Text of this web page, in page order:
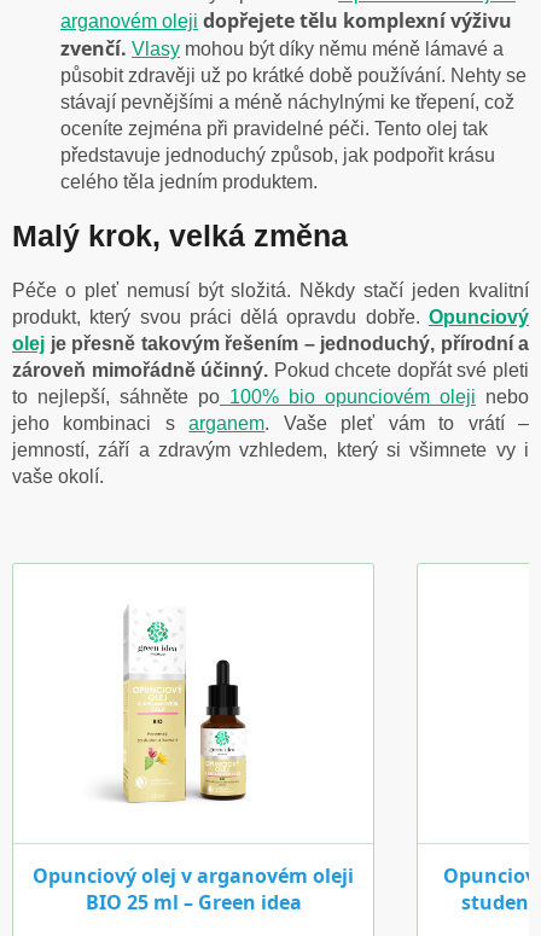
arganovém oleji dopřejete tělu komplexní výživu
zvenčí. Vlasy mohou být díky němu méně lámavé a
působit zdravěji už po krátké době používání. Nehty se
stávají pevnějšími a méně náchylnými ke třepení, což
oceníte zejména při pravidelné péči. Tento olej tak
představuje jednoduchý způsob, jak podpořit krásu
celého těla jedním produktem.
Malý krok, velká změna
Péče o pleť nemusí být složitá. Někdy stačí jeden kvalitní
produkt, který svou práci dělá opravdu dobře. Opunciový
olej je přesně takovým řešením – jednoduchý, přírodní a
zároveň mimořádně účinný. Pokud chcete dopřát své pleti
to nejlepší, sáhněte po 100% bio opunciovém oleji nebo
jeho kombinaci sarganem. Vaše pleť vám to vrátí –
jemností, září a zdravým vzhledem, který si všimnete vy i
vaše okolí.